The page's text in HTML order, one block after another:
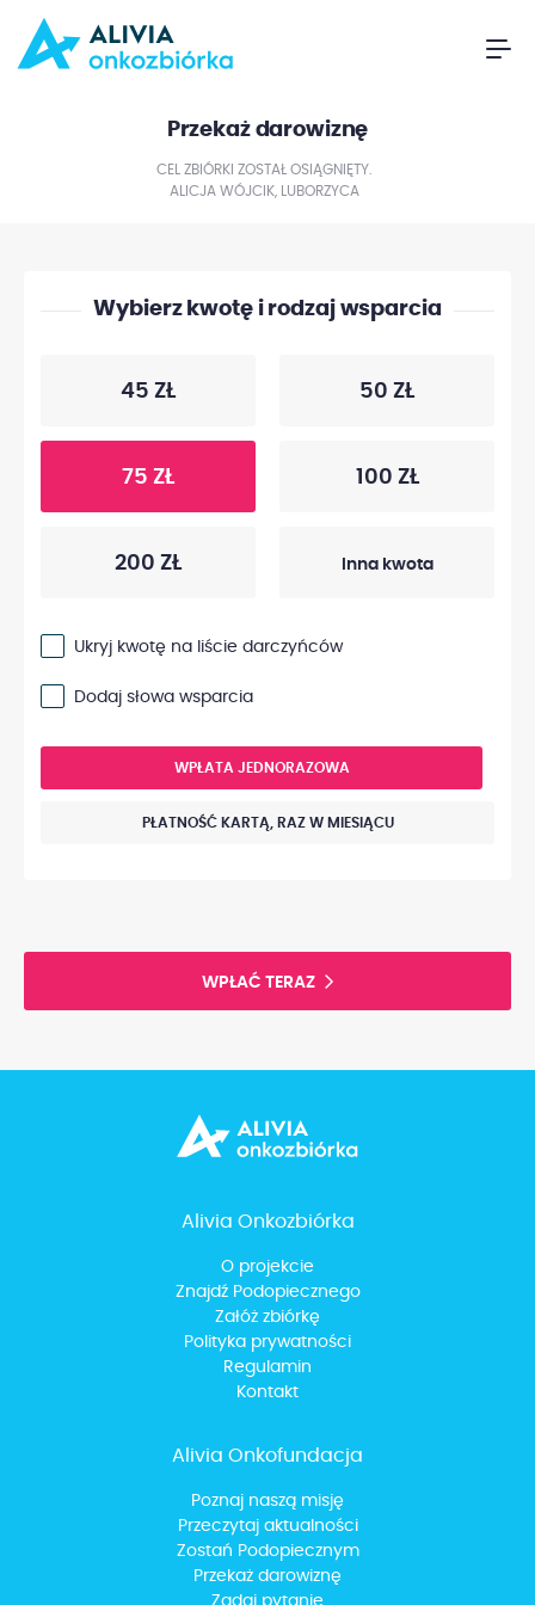
Przekaż darowiznę
CEL ZBIÓRKI ZOSTAŁ OSIĄGNIĘTY.
ALICJA WÓJCIK, LUBORZYCA
Wybierz kwotę i rodzaj wsparcia
45 ZŁ 50 ZŁ
75 ZŁ 100 ZŁ
200 ZŁ
Ukryj kwotę na liście darczyńców
Dodaj słowa wsparcia
WPŁATA JEDNORAZOWA
PŁATNOŚĆ KARTĄ, RAZ W MIESIĄCU
WPŁAĆ TERAZ
Alivia Onkozbiórka
O projekcie
Znajdź Podopiecznego
Załóż zbiórkę
Polityka prywatności
Regulamin
Kontakt
Alivia Onkofundacja
Poznaj naszą misję
Przeczytaj aktualności
Zostań Podopiecznym
Przekaż darowiznę
Zadaj pytanie